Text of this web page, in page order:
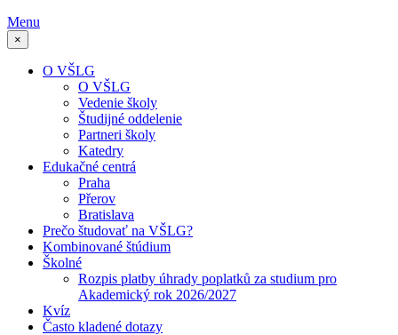
Menu
×
O VŠLG
O VŠLG
Vedenie školy
Študijné oddelenie
Partneri školy
Katedry
Edukačné centrá
Praha
Přerov
Bratislava
Prečo študovať na VŠLG?
Kombinované štúdium
Školné
Rozpis platby úhrady poplatků za studium pro
Akademický rok 2026/2027
Kvíz
Často kladené dotazy